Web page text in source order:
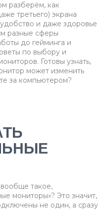
разберём, как
третьего) экрана
и даже здоровье
разные сферы
до гейминга и
по выбору и
Готовы узнать,
может изменить
за компьютером?
вообще такое,
мониторы»? Это значит,
не один, а сразу